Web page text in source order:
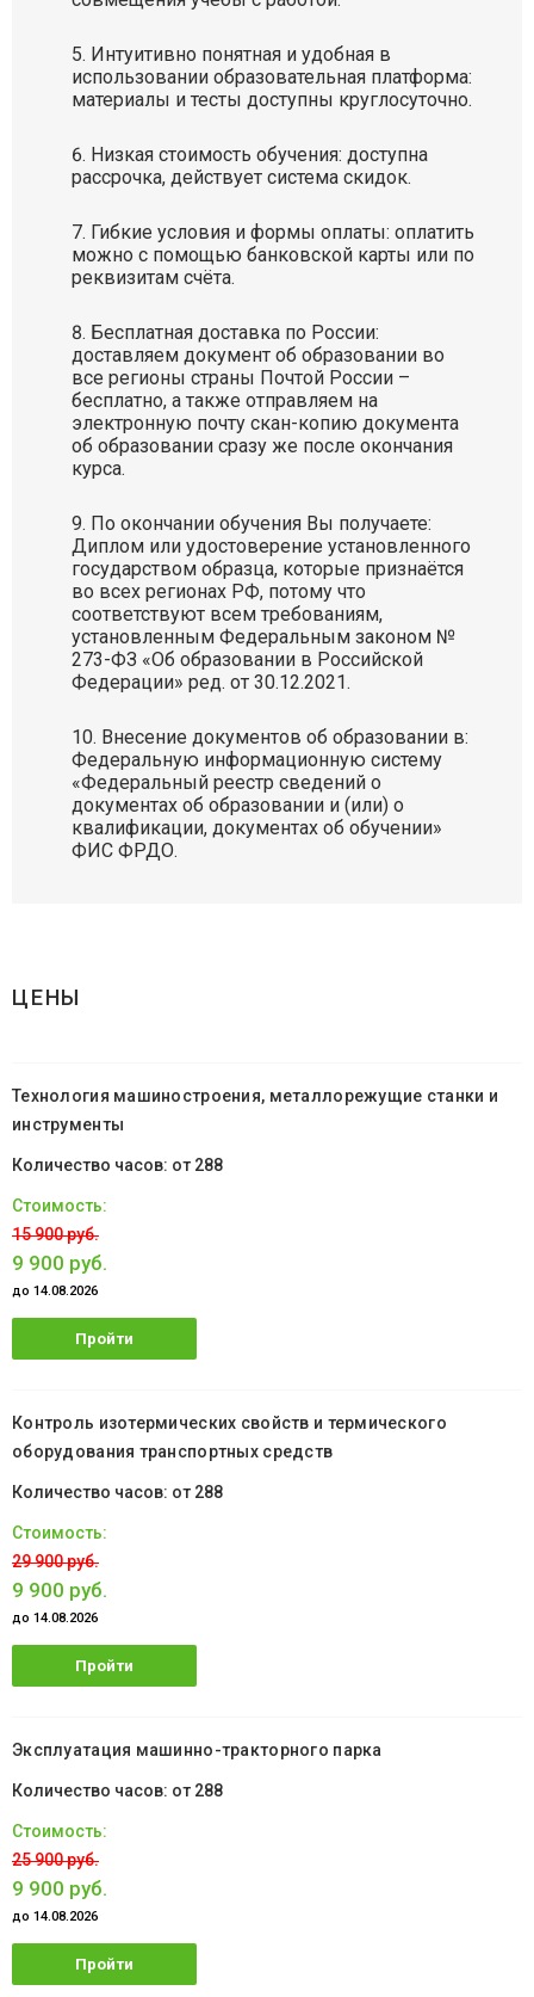
Интуитивно понятная и удобная в
использовании образовательная платформа:
материалы и тесты доступны круглосуточно.
Низкая стоимость обучения: доступна
рассрочка, действует система скидок.
Гибкие условия и формы оплаты: оплатить
можно с помощью банковской карты или по
реквизитам счёта.
Бесплатная доставка по России:
доставляем документ об образовании во
все регионы страны Почтой России –
бесплатно, а также отправляем на
электронную почту скан-копию документа
об образовании сразу же после окончания
курса.
По окончании обучения Вы получаете:
Диплом или удостоверение установленного
государством образца, которые признаётся
во всех регионах РФ, потому что
соответствуют всем требованиям,
установленным Федеральным законом №
273-ФЗ «Об образовании в Российской
Федерации» ред. от 30.12.2021.
Внесение документов об образовании в:
Федеральную информационную систему
«Федеральный реестр сведений о
документах об образовании и (или) о
квалификации, документах об обучении»
ФИС ФРДО.
ЦЕНЫ
Технология машиностроения, металлорежущие станки и
инструменты
от 288
15 900 руб.
9 900 руб.
до 14.08.2026
Пройти
Контроль изотермических свойств и термического
оборудования транспортных средств
от 288
29 900 руб.
9 900 руб.
до 14.08.2026
Пройти
Эксплуатация машинно-тракторного парка
от 288
25 900 руб.
9 900 руб.
до 14.08.2026
Пройти